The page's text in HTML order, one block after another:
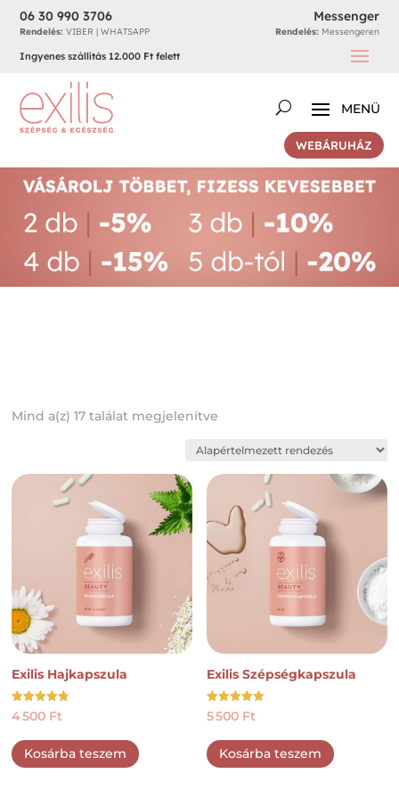
06 30 990 3706
Rendelés: VIBER | WHATSAPP
Messenger
Rendelés: Messengeren
Ingyenes szállítás 12.000 Ft felett
WEBÁRUHÁZ
Mind a(z) 17 találat megjelenítve
Exilis Hajkapszula
Értékelés:
4.78
4 500 Ft
Kosárba teszem
Exilis Szépségkapszula
Értékelés:
4.92
5 500 Ft
Kosárba teszem